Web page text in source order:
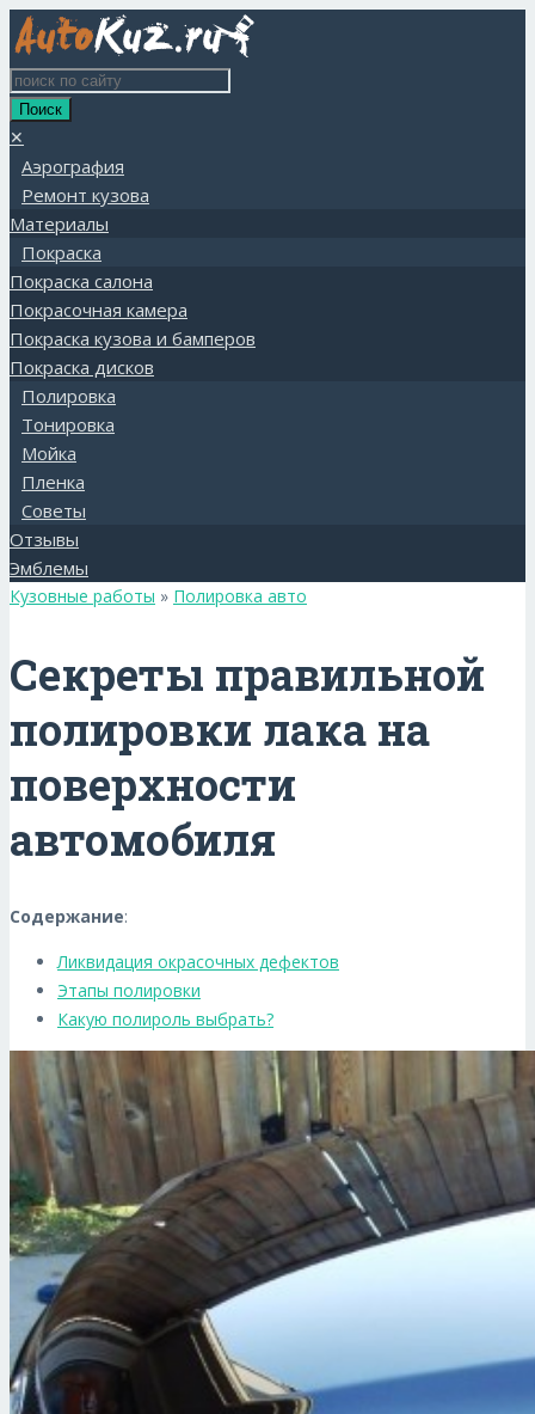
✕
Аэрография
Ремонт кузова
Материалы
Покраска
Покраска салона
Покрасочная камера
Покраска кузова и бамперов
Покраска дисков
Полировка
Тонировка
Мойка
Пленка
Советы
Отзывы
Эмблемы
Кузовные работы » Полировка авто
Секреты правильной
полировки лака на
поверхности
автомобиля
Содержание:
Ликвидация окрасочных дефектов
Этапы полировки
Какую полироль выбрать?